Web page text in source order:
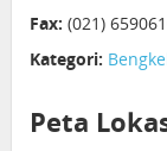
Fax: (021)
Kategori:
Peta